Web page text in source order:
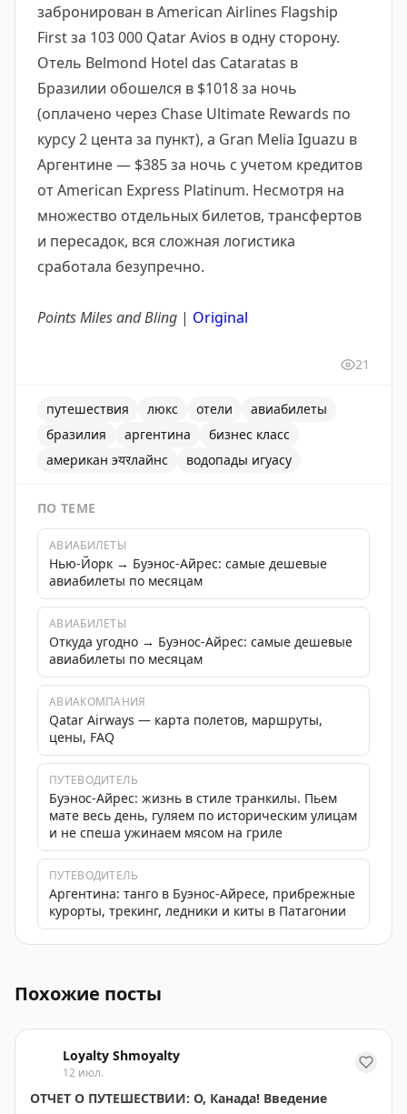
забронирован в American Airlines Flagship
First за 103 000 Qatar Avios в одну сторону.
Отель Belmond Hotel das Cataratas в
Бразилии обошелся в $1018 за ночь
(оплачено через Chase Ultimate Rewards по
курсу 2 цента за пункт), а Gran Melia Iguazu в
Аргентине — $385 за ночь с учетом кредитов
от American Express Platinum. Несмотря на
множество отдельных билетов, трансфертов
и пересадок, вся сложная логистика
сработала безупречно.
Points Miles and Bling | Original
21
путешествия люкс отели
авиабилеты
бразилия
аргентина
бизнес класс
американ эयरлайнс
водопады игуасу
ПО ТЕМЕ
АВИАБИЛЕТЫ
Нью-Йорк → Буэнос-Айрес: самые дешевые
авиабилеты по месяцам
АВИАБИЛЕТЫ
Откуда угодно → Буэнос-Айрес: самые дешевые
авиабилеты по месяцам
АВИАКОМПАНИЯ
Qatar Airways — карта полетов, маршруты,
цены, FAQ
ПУТЕВОДИТЕЛЬ
Буэнос-Айрес: жизнь в стиле транкилы. Пьем
мате весь день, гуляем по историческим улицам
и не спеша ужинаем мясом на гриле
ПУТЕВОДИТЕЛЬ
Аргентина: танго в Буэнос-Айресе, прибрежные
курорты, трекинг, ледники и киты в Патагонии
Похожие посты
Loyalty Shmoyalty
12 июл.
ОТЧЕТ О ПУТЕШЕСТВИИ: О, Канада! Введение